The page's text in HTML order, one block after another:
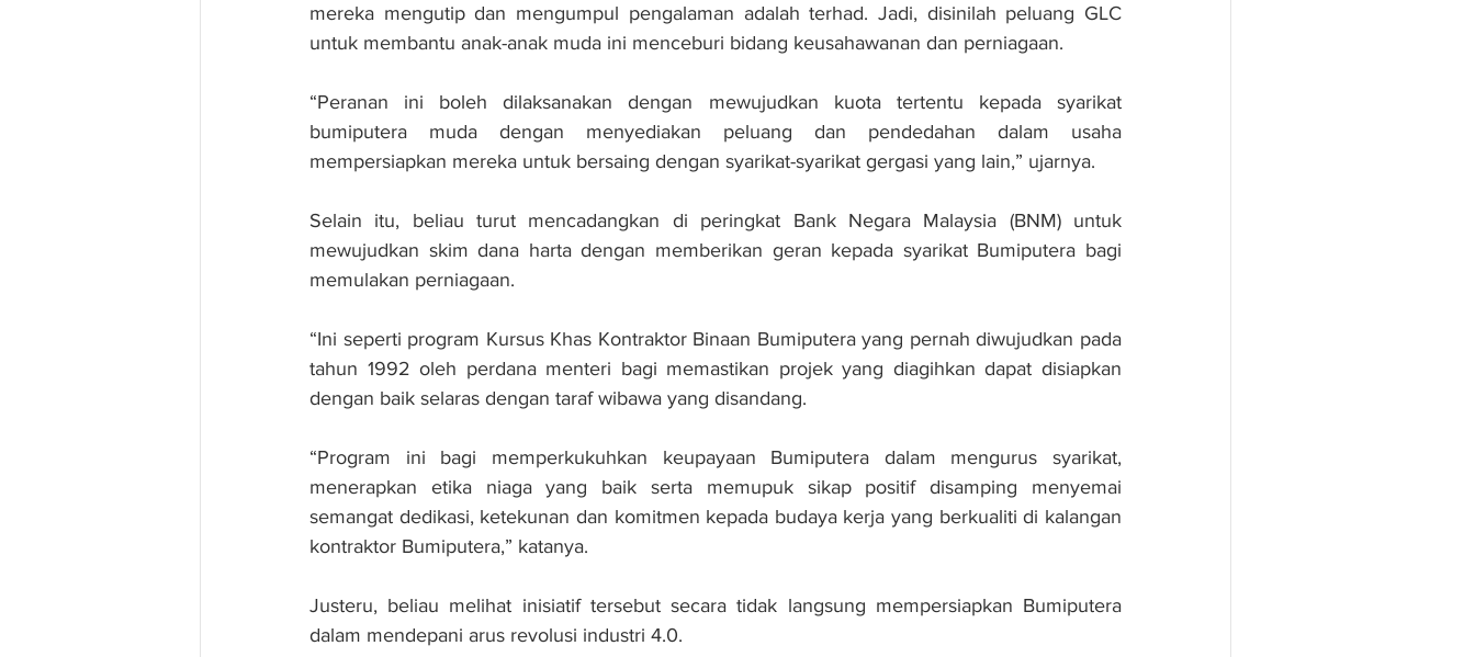
mereka mengutip dan mengumpul pengalaman adalah terhad. Jadi, disinilah peluang GLC
untuk membantu anak-anak muda ini menceburi bidang keusahawanan dan perniagaan.
“Peranan ini boleh dilaksanakan dengan mewujudkan kuota tertentu kepada syarikat
bumiputera muda dengan menyediakan peluang dan pendedahan dalam usaha
mempersiapkan mereka untuk bersaing dengan syarikat-syarikat gergasi yang lain,” ujarnya.
Selain itu, beliau turut mencadangkan di peringkat Bank Negara Malaysia (BNM) untuk
mewujudkan skim dana harta dengan memberikan geran kepada syarikat Bumiputera bagi
memulakan perniagaan.
“Ini seperti program Kursus Khas Kontraktor Binaan Bumiputera yang pernah diwujudkan pada
tahun 1992 oleh perdana menteri bagi memastikan projek yang diagihkan dapat disiapkan
dengan baik selaras dengan taraf wibawa yang disandang.
“Program ini bagi memperkukuhkan keupayaan Bumiputera dalam mengurus syarikat,
menerapkan etika niaga yang baik serta memupuk sikap positif disamping menyemai
semangat dedikasi, ketekunan dan komitmen kepada budaya kerja yang berkualiti di kalangan
kontraktor Bumiputera,” katanya.
Justeru, beliau melihat inisiatif tersebut secara tidak langsung mempersiapkan Bumiputera
dalam mendepani arus revolusi industri 4.0.